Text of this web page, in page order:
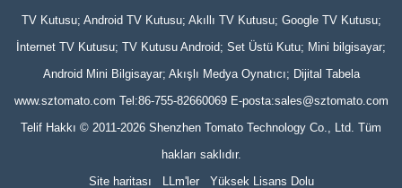
TV Kutusu; Android TV Kutusu; Akıllı TV Kutusu; Google TV Kutusu;
İnternet TV Kutusu; TV Kutusu Android; Set Üstü Kutu; Mini bilgisayar;
Android Mini Bilgisayar; Akışlı Medya Oynatıcı; Dijital Tabela
www.sztomato.com Tel:86-755-82660069 E-posta:sales@sztomato.com
Telif Hakkı © 2011-2026 Shenzhen Tomato Technology Co., Ltd. Tüm
hakları saklıdır.
Site haritası
LLm'ler Yüksek Lisans Dolu